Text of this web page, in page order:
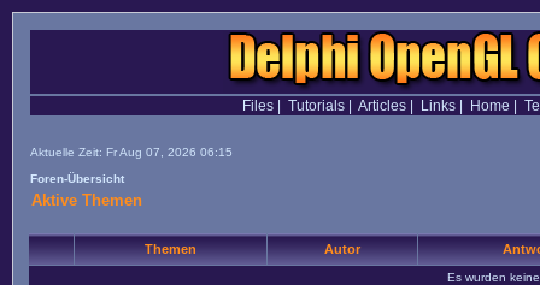
Files| Tutorials| Articles| Links| Home
Aktuelle Zeit: Fr Aug 07, 2026 06:15
Foren-Übersicht
Aktive Themen
Themen Autor
Es wurden